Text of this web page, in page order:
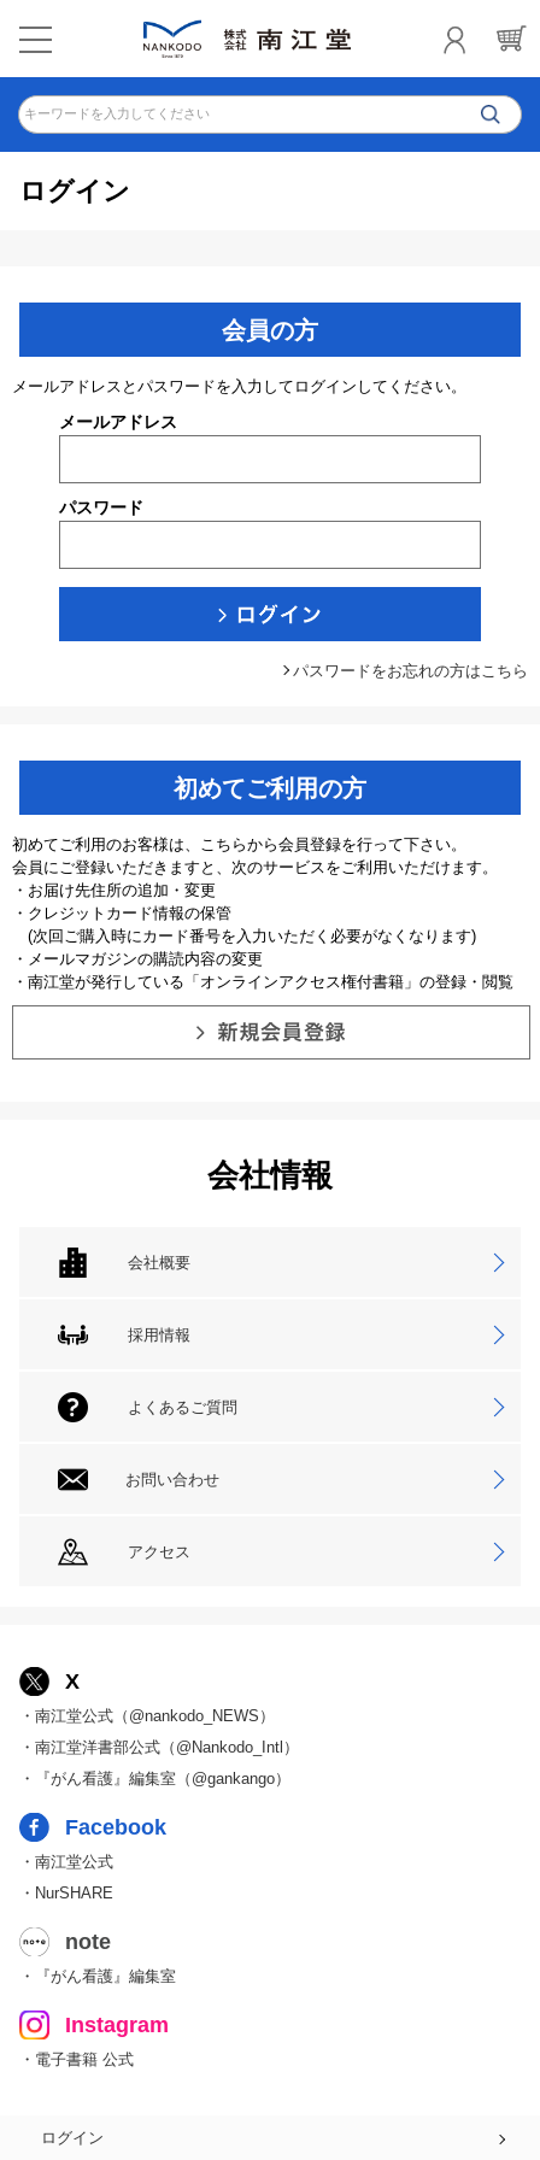
キーワードを入力してください
ログイン
会員の方
メールアドレスとパスワードを入力してログインしてください。
メールアドレス
パスワード
パスワードをお忘れの方はこちら
初めてご利用の方
初めてご利用のお客様は、こちらから会員登録を行って下さい。
会員にご登録いただきますと、次のサービスをご利用いただけます。
・お届け先住所の追加・変更
・クレジットカード情報の保管
(次回ご購入時にカード番号を入力いただく必要がなくなります)
・メールマガジンの購読内容の変更
・南江堂が発行している「オンラインアクセス権付書籍」の登録・閲覧
会社情報
会社概要
採用情報
よくあるご質問
お問い合わせ
アクセス
X
・南江堂公式（@nankodo_NEWS）
・南江堂洋書部公式（@Nankodo_Intl）
・『がん看護』編集室（@gankango）
Facebook
・南江堂公式
・NurSHARE
note
・『がん看護』編集室
Instagram
・電子書籍 公式
ログイン